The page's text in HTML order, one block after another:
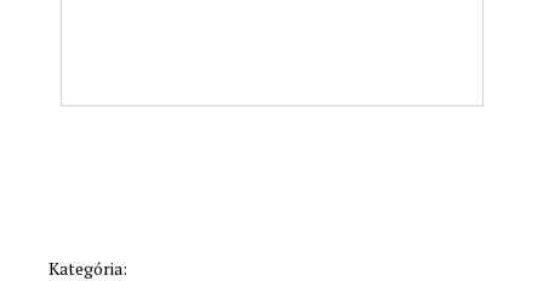
Kategória: